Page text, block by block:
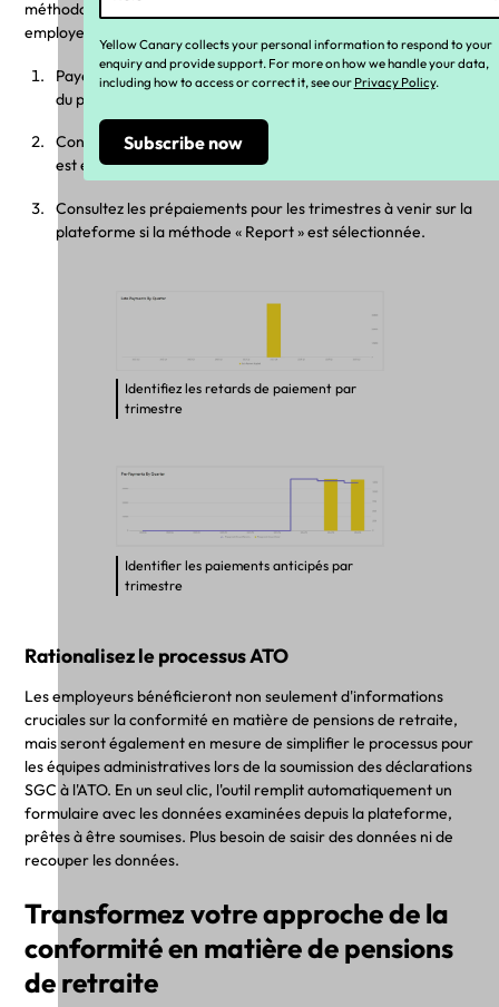
méthodologies « Offset » et « Report ». Cela permet aux
employeurs de :
Payez l'écart de garantie de retraite si la date d'échéance
du paiement n'est pas encore dépassée.
Consultez les calculs selon les deux stratégies si le paiement
est en retard, avant de les soumettre à l'ATO.
Consultez les prépaiements pour les trimestres à venir sur la
plateforme si la méthode « Report » est sélectionnée.
Identifiez les retards de paiement par
trimestre
Identifier les paiements anticipés par
trimestre
Rationalisez le processus ATO
Les employeurs bénéficieront non seulement d'informations
cruciales sur la conformité en matière de pensions de retraite,
mais seront également en mesure de simplifier le processus pour
les équipes administratives lors de la soumission des déclarations
SGC à l'ATO. En un seul clic, l'outil remplit automatiquement un
formulaire avec les données examinées depuis la plateforme,
prêtes à être soumises. Plus besoin de saisir des données ni de
recouper les données.
Transformez votre approche de la
conformité en matière de pensions
de retraite
Yellow Canary collects your personal information to respond to your
enquiry and provide support. For more on how we handle your data,
including how to access or correct it, see our Privacy Policy.